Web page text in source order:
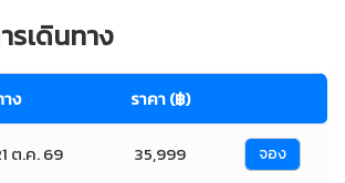
รเดินทาง
ง ราคา (฿)
ต.ค. 69 35,999 จอง